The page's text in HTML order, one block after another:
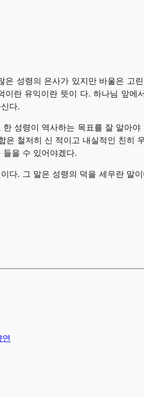
성령의 은사가 있지만 바울은 고
란 유익이란 뜻이 다. 하나님 앞
다.
성령이 역사하는 목표를 잘 알아
은 철저히 신 적이고 내실적인 친히
을 수 있어야겠다.
다. 그 말은 성령의 덕을 세우란 말